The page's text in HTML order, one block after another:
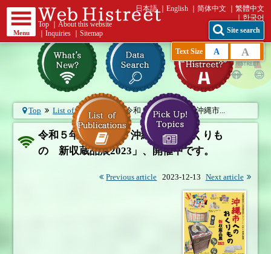
Menu
Top ｜About this website
｜Inquiries ｜Sitemap
日本語 English 简体中文
繁體中文
한국어
Site search
Text Size A A
Top List of What's New 令和５年度企画展「沖縄市...
令和５年度企画展「沖縄市へのおくりも
の 新収蔵品展2023」、開催中です。
Previous article 2023-12-13 Next article